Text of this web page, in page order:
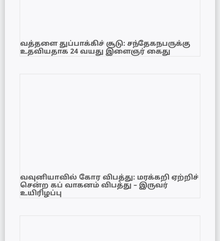
வத்தளை துப்பாக்கிச் சூடு: சந்தேகநபருக்கு
உதவியதாக 24 வயது இளைஞர் கைது
வவுனியாவில் கோர விபத்து: மரக்கறி ஏற்றிச்
சென்ற கப் வாகனம் விபத்து – இருவர்
உயிரிழப்பு